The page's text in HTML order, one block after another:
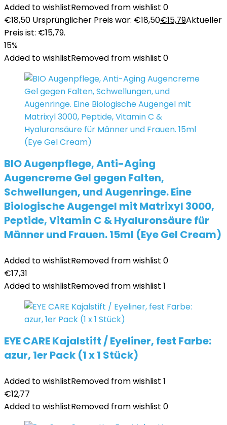
Added to wishlistRemoved from wishlist 0
€18,50 Ursprünglicher Preis war: €18,50€15,79Aktueller
Preis ist: €15,79.
15%
Added to wishlistRemoved from wishlist 0
BIO Augenpflege, Anti-Aging
Augencreme Gel gegen Falten,
Schwellungen, und Augenringe. Eine
Biologische Augengel mit Matrixyl 3000,
Peptide, Vitamin C & Hyaluronsäure für
Männer und Frauen. 15ml (Eye Gel Cream)
Added to wishlistRemoved from wishlist 0
€17,31
Added to wishlistRemoved from wishlist 1
EYE CARE Kajalstift / Eyeliner, fest Farbe:
azur, 1er Pack (1 x 1 Stück)
Added to wishlistRemoved from wishlist 1
€12,77
Added to wishlistRemoved from wishlist 0